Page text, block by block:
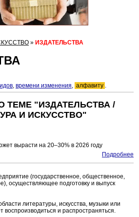
» ИЗДАТЕЛЬСТВА
, времени изменения, алфавиту .
ТЕМЕ "ИЗДАТЕЛЬСТВА /
И ИСКУССТВО"
вырасти на 20–30% в 2026 году
Подробнее
(государственное, общественное,
осуществляющее подготовку и выпуск
литературы, искусства, музыки или
воспроизводиться и распространяться.